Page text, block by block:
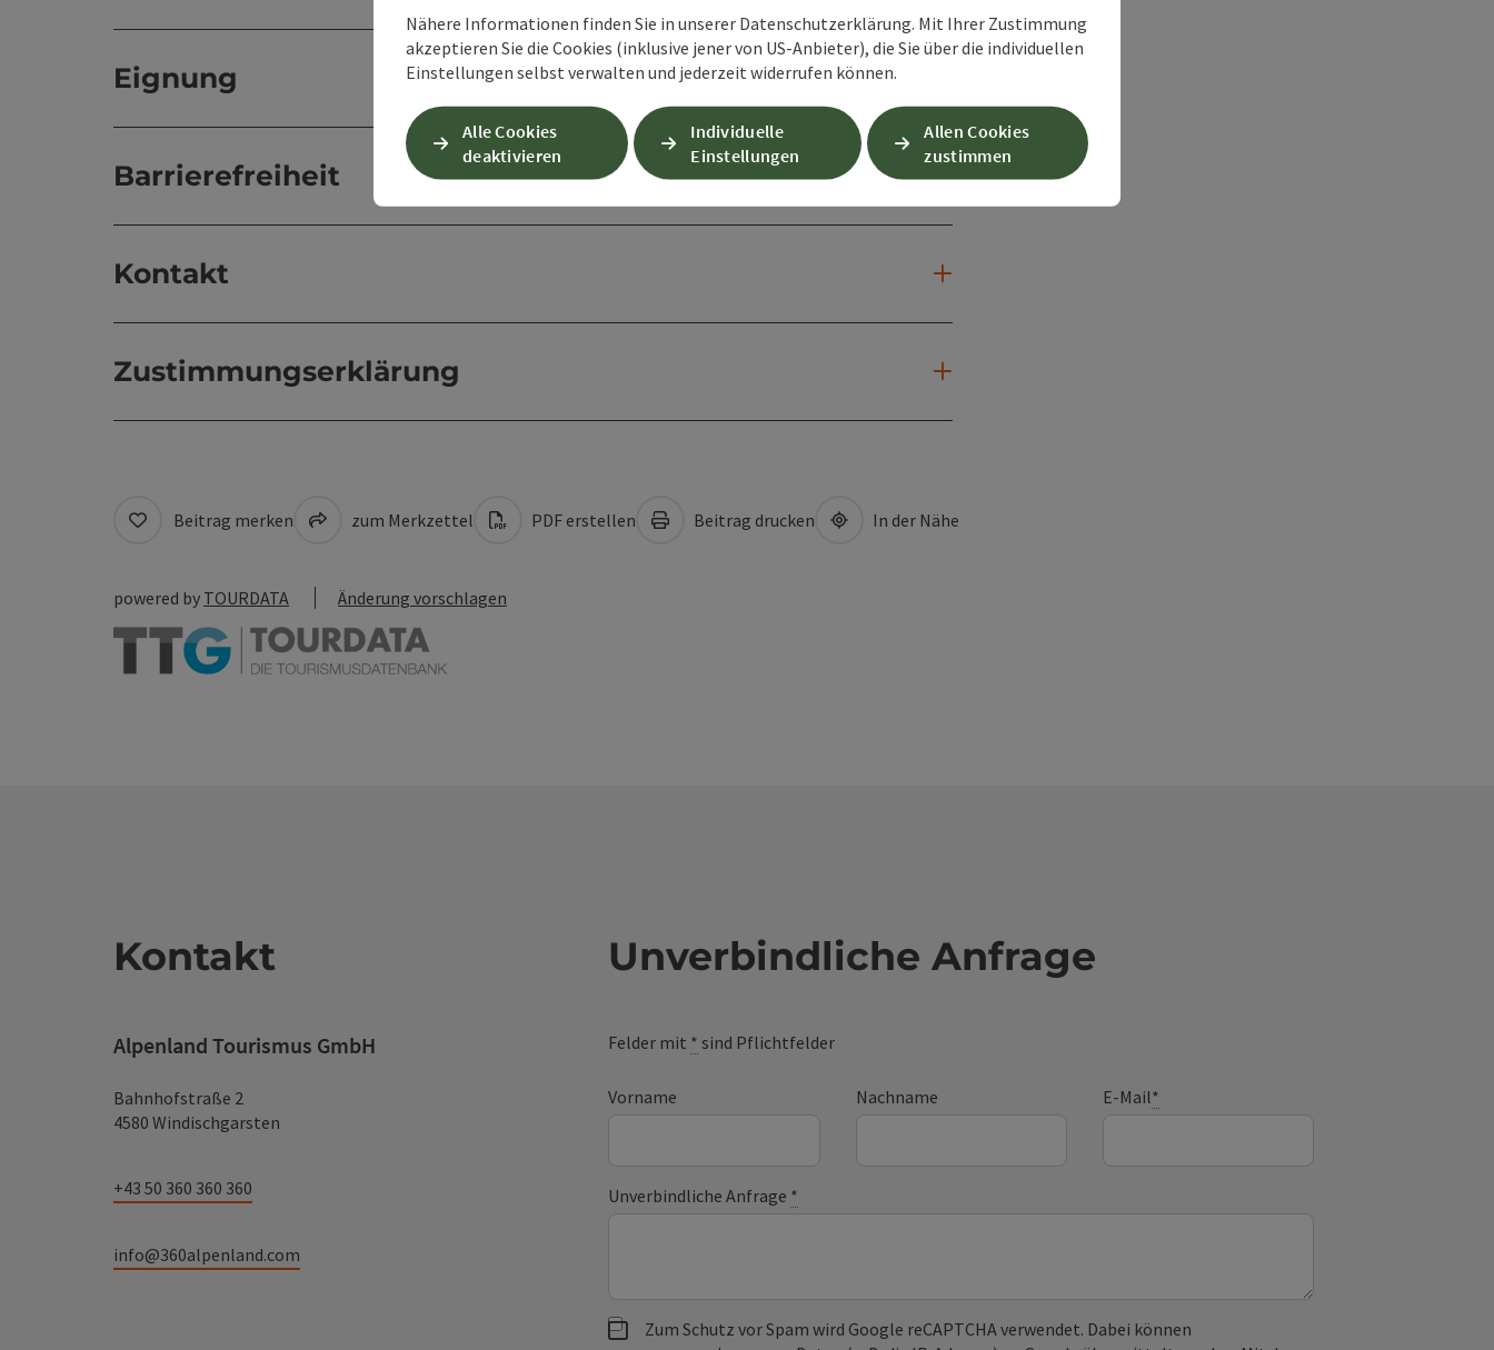
Eignung
Barrierefreiheit
Kontakt
Zustimmungserklärung
Beitrag merken zum Merkzettel PDF erstellen Beitrag drucken In der Nähe
powered by TOURDATA Änderung vorschlagen
Kontakt
Alpenland Tourismus GmbH
Bahnhofstraße 2
4580 Windischgarsten
+43 50 360 360 360
info@360alpenland.com
Unverbindliche Anfrage
Felder mit * sind Pflichtfelder
Vorname Nachname E-Mail*
Unverbindliche Anfrage *
Zum Schutz vor Spam wird Google reCAPTCHA verwendet. Dabei können
Nähere Informationen finden Sie in unserer Datenschutzerklärung. Mit Ihrer Zustimmung
akzeptieren Sie die Cookies (inklusive jener von US-Anbieter), die Sie über die individuellen
Einstellungen selbst verwalten und jederzeit widerrufen können.
Alle Cookies
deaktivieren
Individuelle
Einstellungen
Allen Cookies
zustimmen